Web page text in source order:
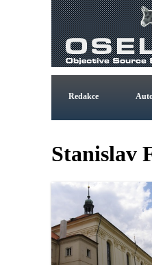
Redakce
Stanislav